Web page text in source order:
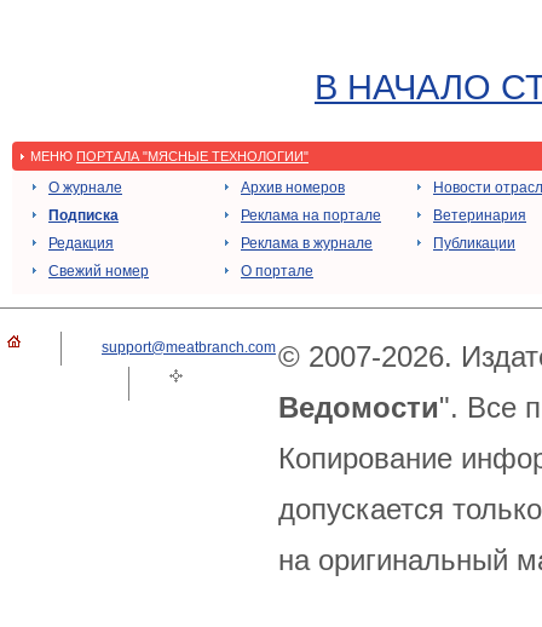
В НАЧАЛО
МЕНЮ ПОРТАЛА "МЯСНЫЕ ТЕХНОЛОГИИ"
О журнале
Подписка
Редакция
Свежий номер
Архив номеров
Реклама на портале
Реклама в журнале
О портале
Новости
Ветеринария
Публикации
support@meatbranch.com© 2007-2026.
Ведомости". Все
Копирование
допускается
на оригинальный